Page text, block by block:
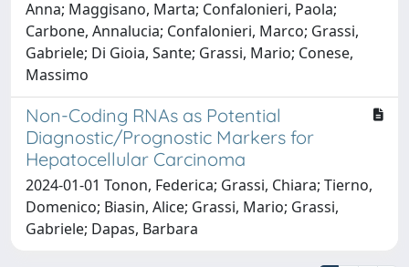
Anna; Maggisano, Marta; Confalonieri, Paola;
Carbone, Annalucia; Confalonieri, Marco; Grassi,
Gabriele; Di Gioia, Sante; Grassi, Mario; Conese,
Massimo
Non-Coding RNAs as Potential
Diagnostic/Prognostic Markers for
Hepatocellular Carcinoma
2024-01-01 Tonon, Federica; Grassi, Chiara; Tierno,
Domenico; Biasin, Alice; Grassi, Mario; Grassi,
Gabriele; Dapas, Barbara